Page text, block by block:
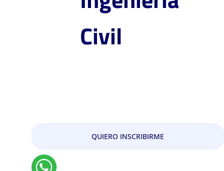
Civil
QUIERO INSCRIBIRME